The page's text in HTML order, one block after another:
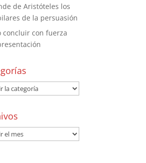
de Aristóteles los
de la persuasión
concluir con fuerza